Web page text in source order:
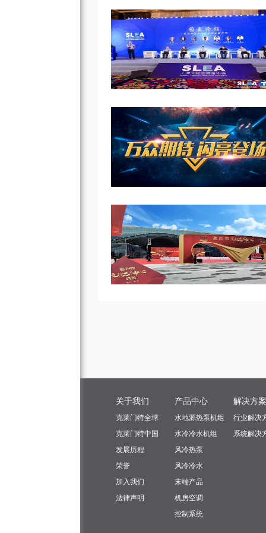
关于我们
克莱门特全球
克莱门特中国
发展历程
荣誉
加入我们
法律声明
产品中心
水地源热泵机组
水冷冷水机组
风冷热泵
风冷冷水
末端产品
机房空调
控制系统
解决方
行业解决
系统解决